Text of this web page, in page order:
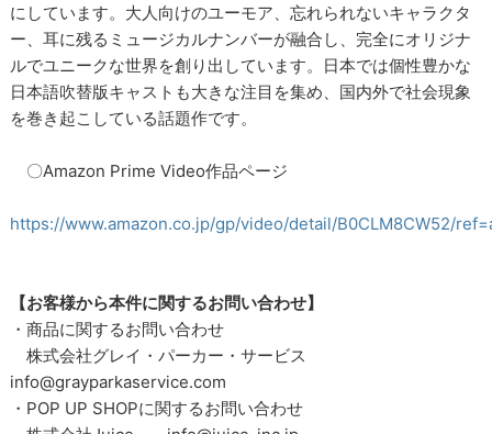
にしています。大人向けのユーモア、忘れられないキャラクタ
ー、耳に残るミュージカルナンバーが融合し、完全にオリジナ
ルでユニークな世界を創り出しています。日本では個性豊かな
日本語吹替版キャストも大きな注目を集め、国内外で社会現象
を巻き起こしている話題作です。
〇Amazon Prime Video作品ページ
https://www.amazon.co.jp/gp/video/detail/B0CLM8CW52/
【お客様から本件に関するお問い合わせ】
・商品に関するお問い合わせ
株式会社グレイ・パーカー・サービス
info@grayparkaservice.com
・POP UP SHOPに関するお問い合わせ